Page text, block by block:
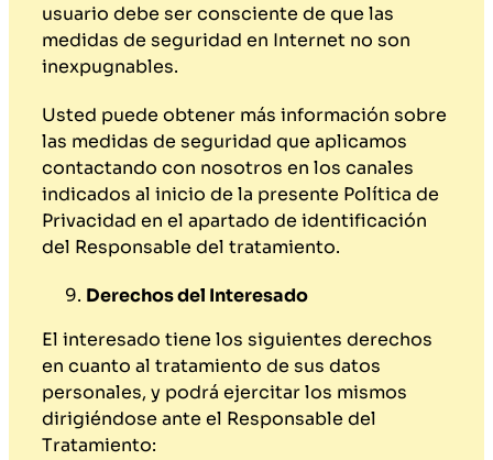
usuario debe ser consciente de que las
medidas de seguridad en Internet no son
inexpugnables.
Usted puede obtener más información sobre
las medidas de seguridad que aplicamos
contactando con nosotros en los canales
indicados al inicio de la presente Política de
Privacidad en el apartado de identificación
del Responsable del tratamiento.
Derechos del Interesado
El interesado tiene los siguientes derechos
en cuanto al tratamiento de sus datos
personales, y podrá ejercitar los mismos
dirigiéndose ante el Responsable del
Tratamiento: